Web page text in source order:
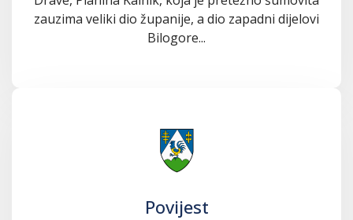
zauzima veliki dio županije, a dio zapadni dijelovi
Bilogore...
Povijest